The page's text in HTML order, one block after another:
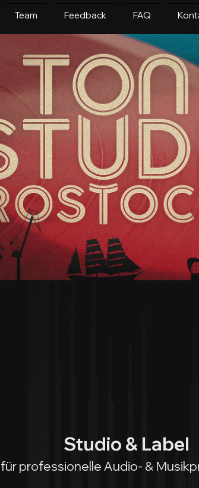
Team Feedback FAQ
Studio & Label
für professionelle Audio- &